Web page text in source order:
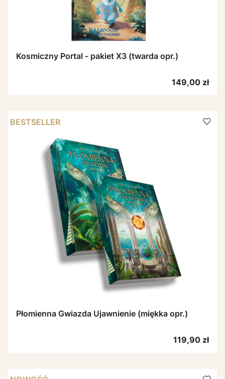
Kosmiczny Portal - pakiet X3 (twarda opr.)
Cena
149,00 zł
BESTSELLER
Płomienna Gwiazda Ujawnienie (miękka opr.)
Cena
119,90 zł